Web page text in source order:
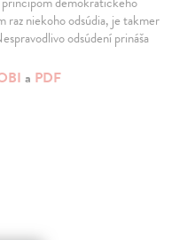
raz niekoho odsúdia, je takmer
odsúdení prináša
a PDF